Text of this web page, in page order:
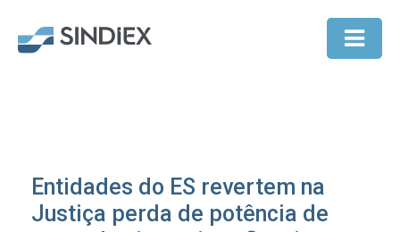
Entidades do ES revertem na
Justiça perda de potência de